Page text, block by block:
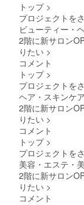
トップ >
プロジェクトを
ビューティー・
2階に新サロン
りたい >
コメント
トップ >
プロジェクトを
ヘア・スキンケア
2階に新サロン
りたい >
コメント
トップ >
プロジェクトを
美容・エステ・
2階に新サロン
りたい >
コメント